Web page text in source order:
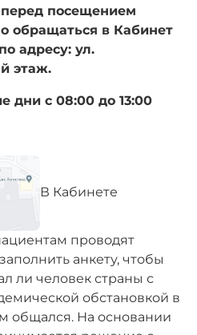
посещением
обращаться в Кабинет
адресу: ул.
этаж.
дни с 08:00 до 13:00
В Кабинете
проводят
анкету, чтобы
ли человек страны с
обстановкой в
общался. На основании